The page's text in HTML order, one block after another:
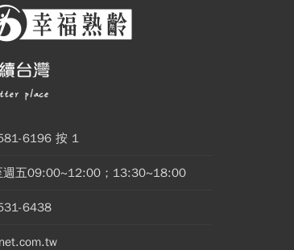
6196 按 1
週五09:00~12:00；13:30~18:00
6438